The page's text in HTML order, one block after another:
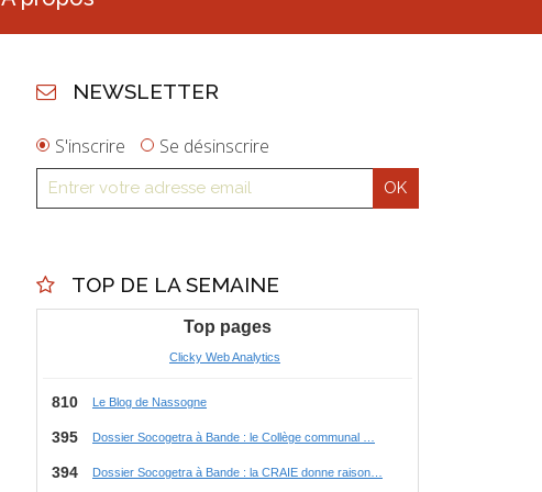
NEWSLETTER
S'inscrire Se désinscrire
TOP DE LA SEMAINE